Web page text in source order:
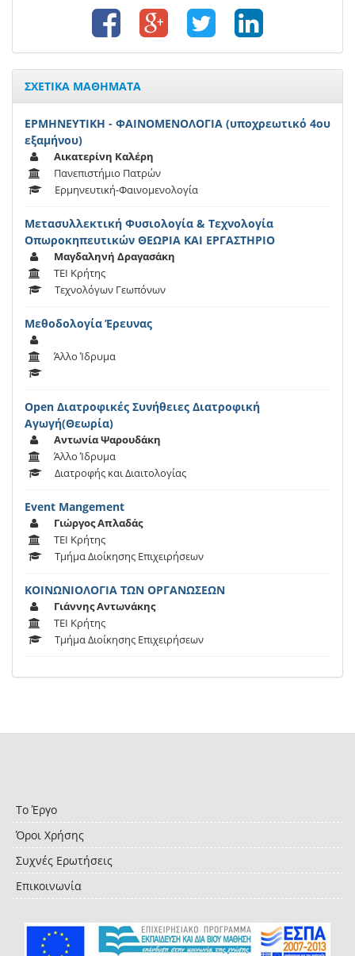
ΣΧΕΤΙΚΑ ΜΑΘΗΜΑΤΑ
ΕΡΜΗΝΕΥΤΙΚΗ - ΦΑΙΝΟΜΕΝΟΛΟΓΙΑ (υποχρεωτικό 4ου
εξαμήνου)
Αικατερίνη Καλέρη
Πανεπιστήμιο Πατρών
Ερμηνευτική-Φαινομενολογία
Μετασυλλεκτική Φυσιολογία & Τεχνολογία
Οπωροκηπευτικών ΘΕΩΡΙΑ ΚΑΙ ΕΡΓΑΣΤΗΡΙΟ
Μαγδαληνή Δραγασάκη
ΤΕΙ Κρήτης
Τεχνολόγων Γεωπόνων
Μεθοδολογία Έρευνας
Άλλο Ίδρυμα
Open Διατροφικές Συνήθειες Διατροφική
Αγωγή(Θεωρία)
Αντωνία Ψαρουδάκη
Άλλο Ίδρυμα
Διατροφής και Διαιτολογίας
Event Mangement
Γιώργος Απλαδάς
ΤΕΙ Κρήτης
Τμήμα Διοίκησης Επιχειρήσεων
ΚΟΙΝΩΝΙΟΛΟΓΙΑ ΤΩΝ ΟΡΓΑΝΩΣΕΩΝ
Γιάννης Αντωνάκης
ΤΕΙ Κρήτης
Τμήμα Διοίκησης Επιχειρήσεων
Το Έργο
Όροι Χρήσης
Συχνές Ερωτήσεις
Επικοινωνία